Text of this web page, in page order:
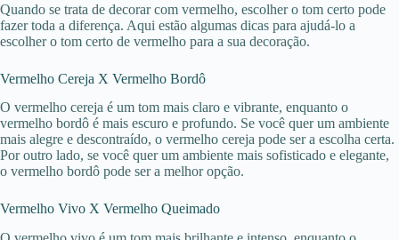
Quando se trata de decorar com vermelho, escolher o tom certo pode
fazer toda a diferença. Aqui estão algumas dicas para ajudá-lo a
escolher o tom certo de vermelho para a sua decoração.
Vermelho Cereja X Vermelho Bordô
O vermelho cereja é um tom mais claro e vibrante, enquanto o
vermelho bordô é mais escuro e profundo. Se você quer um ambiente
mais alegre e descontraído, o vermelho cereja pode ser a escolha certa.
Por outro lado, se você quer um ambiente mais sofisticado e elegante,
o vermelho bordô pode ser a melhor opção.
Vermelho Vivo X Vermelho Queimado